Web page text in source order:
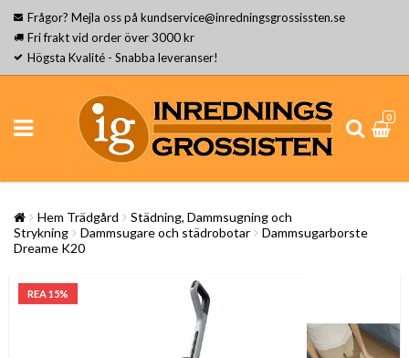
Frågor? Mejla oss på kundservice@inredningsgrossissten.se
Fri frakt vid order över 3000 kr
Högsta Kvalité - Snabba leveranser!
0
Hem Trädgård
Städning, Dammsugning och
Strykning
Dammsugare och städrobotar
Dammsugarborste
Dreame K20
REA 15%